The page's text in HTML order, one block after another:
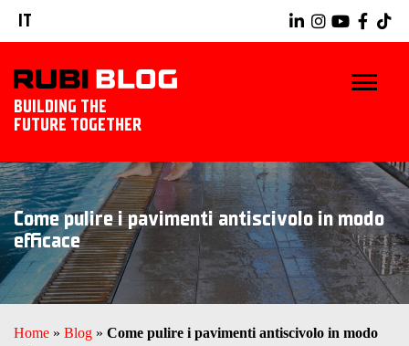
IT
BUILDING THE
FUTURE TOGETHER
BLOG
TRUCCHI E CONSIGLI
IDEE E PROGETTI
Come pulire i pavimenti antiscivolo in modo
efficace
Home » Blog » Come pulire i pavimenti antiscivolo in modo